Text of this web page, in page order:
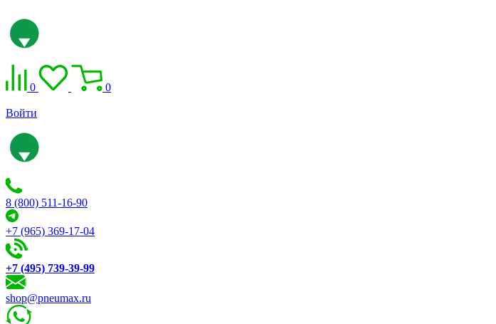
0 0
Войти
8 (800) 511-16-90
+7 (965) 369-17-04
+7 (495) 739-39-99
shop@pneumax.ru